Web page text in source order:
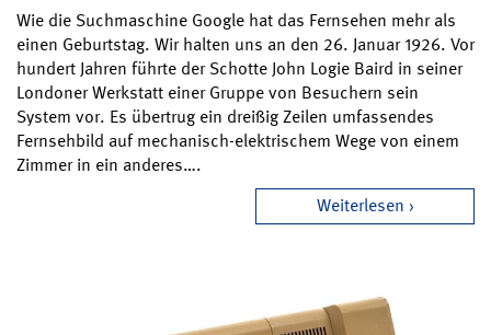
Wie die Suchmaschine Google hat das Fernsehen mehr als
einen Geburtstag. Wir halten uns an den 26. Januar 1926. Vor
hundert Jahren führte der Schotte John Logie Baird in seiner
Londoner Werkstatt einer Gruppe von Besuchern sein
System vor. Es übertrug ein dreißig Zeilen umfassendes
Fernsehbild auf mechanisch-elektrischem Wege von einem
Zimmer in ein anderes….
Weiterlesen